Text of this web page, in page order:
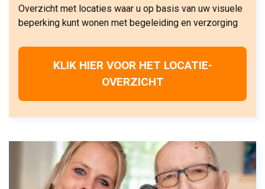
Overzicht met locaties waar u op basis van uw visuele
beperking kunt wonen met begeleiding en verzorging
KLIK HIER VOOR HET LOCATIE-
OVERZICHT